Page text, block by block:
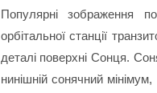
Популярні зображення
орбітальної станції
деталі поверхні Сонця.
нинішній сонячний